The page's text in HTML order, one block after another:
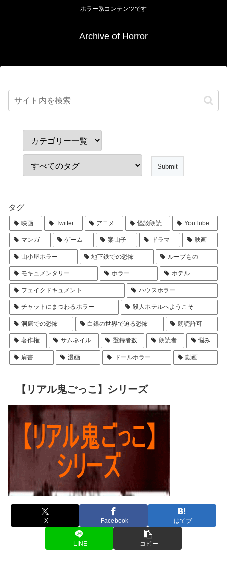
ホラー系コンテンツです
Archive of Horror
タグ
映画 Twitter アニメ 怪談朗読 YouTube
マンガ ゲーム 案山子 ドラマ 映画
山小屋ホラー 地下鉄での恐怖 ループもの
モキュメンタリー ホラー ホテル
フェイクドキュメント ハウスホラー
チャットにまつわるホラー 殺人ホテルへようこそ
洞窟での恐怖 白銀の世界で迫る恐怖 朗読許可
著作権 サムネイル 登録者数 朗読者 悩み
肩書 漫画 ドールホラー 動画
【リアル鬼ごっこ】シリーズ
X Facebook はてブ
LINE コピー